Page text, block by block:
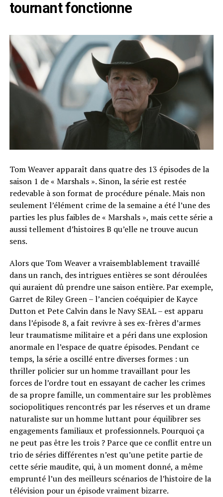
tournant fonctionne
Tom Weaver apparaît dans quatre des 13 épisodes de la
saison 1 de « Marshals ». Sinon, la série est restée
redevable à son format de procédure pénale. Mais non
seulement l’élément crime de la semaine a été l’une des
parties les plus faibles de « Marshals », mais cette série a
aussi tellement d’histoires B qu’elle ne trouve aucun
sens.
Alors que Tom Weaver a vraisemblablement travaillé
dans un ranch, des intrigues entières se sont déroulées
qui auraient dû prendre une saison entière. Par exemple,
Garret de Riley Green – l’ancien coéquipier de Kayce
Dutton et Pete Calvin dans le Navy SEAL – est apparu
dans l’épisode 8, a fait revivre à ses ex-frères d’armes
leur traumatisme militaire et a péri dans une explosion
anormale en l’espace de quatre épisodes. Pendant ce
temps, la série a oscillé entre diverses formes : un
thriller policier sur un homme travaillant pour les
forces de l’ordre tout en essayant de cacher les crimes
de sa propre famille, un commentaire sur les problèmes
sociopolitiques rencontrés par les réserves et un drame
naturaliste sur un homme luttant pour équilibrer ses
engagements familiaux et professionnels. Pourquoi ça
ne peut pas être les trois ? Parce que ce conflit entre un
trio de séries différentes n’est qu’une petite partie de
cette série maudite, qui, à un moment donné, a même
emprunté l’un des meilleurs scénarios de l’histoire de la
télévision pour un épisode vraiment bizarre.